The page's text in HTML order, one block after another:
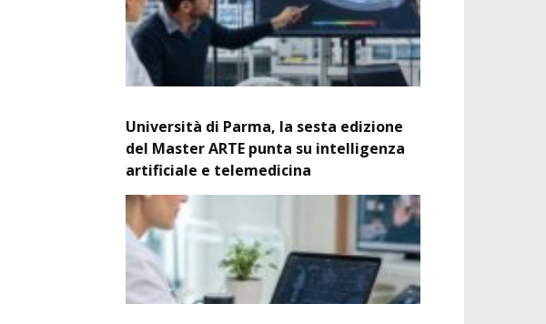
Università di Parma, la sesta edizione
del Master ARTE punta su intelligenza
artificiale e telemedicina